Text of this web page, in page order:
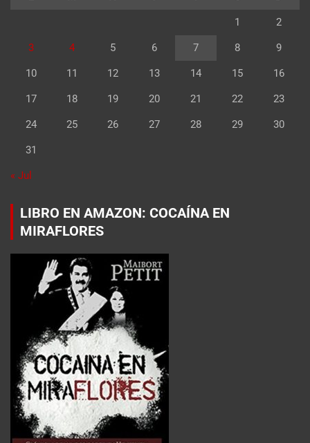
1 2
3 4 5 6 7 8 9
10 11 12 13 14 15 16
17 18 19 20 21 22 23
24 25 26 27 28 29 30
31
« Jul
LIBRO EN AMAZON: COCAÍNA EN
MIRAFLORES